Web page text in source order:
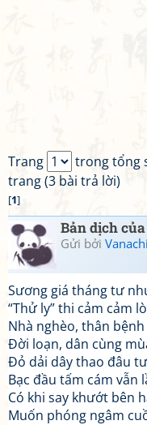
Trang
trong tổng
trang (3 bài trả lời)
[1]
Bản dịch của
Gửi bởi Vanachi
Sương giá tháng tư
“Thử ly” thi cảm cảm
Nhà nghèo, thân
Đời loạn, dân cùng
Đỏ dải dây thao đâu
Bạc đầu tấm cám vẫn
Có khi say khướt bên
Muốn phóng ngâm